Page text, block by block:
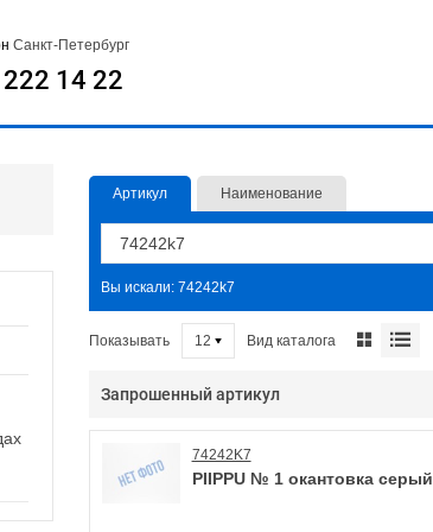
Санкт-Петербург
14 22
Артикул Наименование
Вы искали: 74242k7
Показывать 12 Вид каталога
Запрошенный артикул
74242K7
PIIPPU № 1 окантовка серый